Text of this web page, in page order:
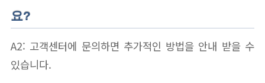
요?
A2: 고객센터에 문의하면 추가적인 방법을 안내 받을 수
있습니다.